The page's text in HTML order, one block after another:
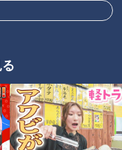
形は、人間の動きにど
う。しかし、「人間に
）、これも「矛盾で